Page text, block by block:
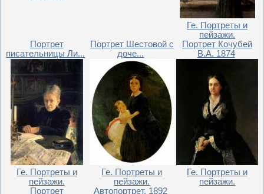
Ге. Портреты и
пейзажи.
Портрет
писательницы Ли...
Ге. Портреты и
пейзажи.
Портрет Шестовой с
доче...
Ге. Портреты и
пейзажи.
Портрет Кочубей
В.А. 1874
Ге. Портреты и
пейзажи.
Портрет
Автопортрет. 1892